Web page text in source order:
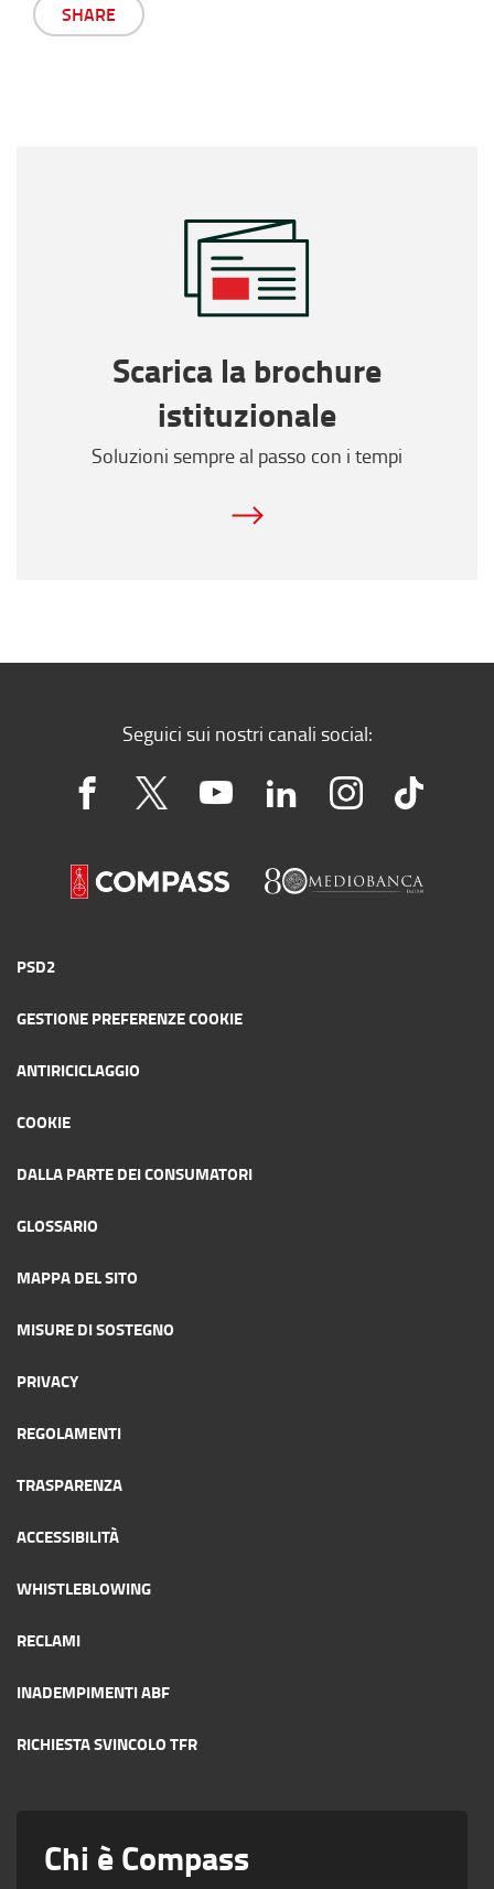
SHARE
Scarica la brochure
istituzionale
Soluzioni sempre al passo con i tempi
Seguici sui nostri canali social:
PSD2
GESTIONE PREFERENZE COOKIE
ANTIRICICLAGGIO
COOKIE
DALLA PARTE DEI CONSUMATORI
GLOSSARIO
MAPPA DEL SITO
MISURE DI SOSTEGNO
PRIVACY
REGOLAMENTI
TRASPARENZA
ACCESSIBILITÀ
WHISTLEBLOWING
RECLAMI
INADEMPIMENTI ABF
RICHIESTA SVINCOLO TFR
Chi è Compass